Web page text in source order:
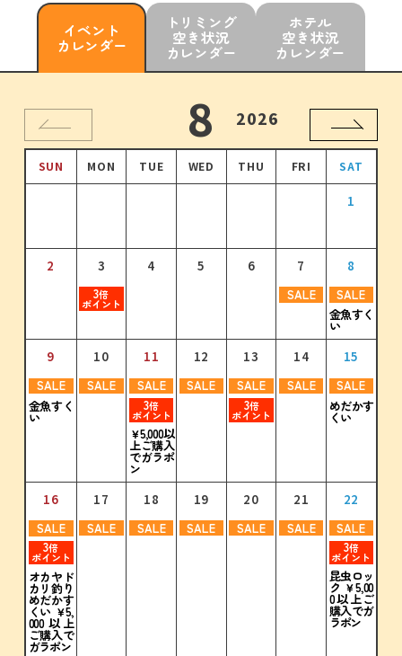
イベント
カレンダー
トリミング
空き状況
カレンダー
ホテル
空き状況
カレンダー
8 2026
SUN MON TUE WED THU FRI SAT
1
2 3
3倍
ポイント
4 5 6
7
SALE
8
SALE
金魚すく
い
9
SALE
金魚すく
い
10
SALE
11
SALE
3倍
ポイント
￥5,000以
上ご購入
でガラポ
ン
12
SALE
13
SALE
3倍
ポイント
14
SALE
15
SALE
めだかす
くい
16
SALE
3倍
ポイント
オカヤド
カリ釣り
めだかす
くい ￥5,
000以上
ご購入で
ガラポン
17
SALE
18
SALE
19
SALE
20
SALE
21
SALE
22
SALE
3倍
ポイント
昆虫ロッ
ク ￥5,00
0以上ご
購入でガ
ラポン
9 2026
SUN MON TUE WED THU FRI SAT
5
6 7 8 9 10 11
3倍
ポイント
12
13
3倍
14 15 16 17 18 19
20 22
3倍
ポイント
24 26
10 2026
SUN MON TUE WED THU FRI SAT
3
4 5 6 7 8 9 10
3倍 3倍
18 19 20 21 22
3
23 24
27
11 2026
SUN MON TUE WED THU FRI SAT
7
8 9 10 11 12 13
3倍
ポイント
14
15
3倍
16 17 18 19 20 21
22 24 26 28
12 2026
SUN MON TUE WED THU FRI SAT
5
6 7 8 9 10 11
3倍
ポイント
12
13
3倍
14 15 16 17 18 19
20 22
3倍
ポイント
24 26
1 2027
SUN MON TUE WED THU FRI SAT
2
3 4 5 6 7 8 9
3倍 3倍
17 18 19 20 21 22 23
3
26
31